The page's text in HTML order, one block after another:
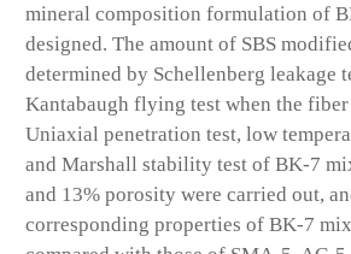
mineral composition formulation of
designed. The amount of SBS
determined by Schellenberg leakage
Kantabaugh flying test when the fiber
Uniaxial penetration test, low
and Marshall stability test of BK-7
and 13% porosity were carried out,
corresponding properties of BK-7